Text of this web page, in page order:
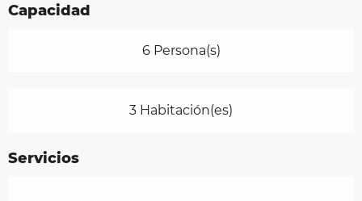
Capacidad
6 Persona(s)
3 Habitación(es)
Servicios